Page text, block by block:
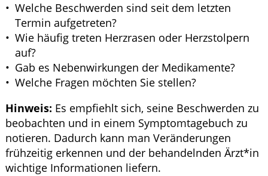
Welche Beschwerden sind seit dem letzten
Termin aufgetreten?
Wie häufig treten Herzrasen oder Herzstolpern
auf?
Gab es Nebenwirkungen der Medikamente?
Welche Fragen möchten Sie stellen?
Hinweis: Es empfiehlt sich, seine Beschwerden zu
beobachten und in einem Symptomtagebuch zu
notieren. Dadurch kann man Veränderungen
frühzeitig erkennen und der behandelnden Ärzt*in
wichtige Informationen liefern.